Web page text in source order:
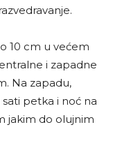
10 cm u većem
i zapadne
Na zapadu,
petka i noć na
jakim do olujnim